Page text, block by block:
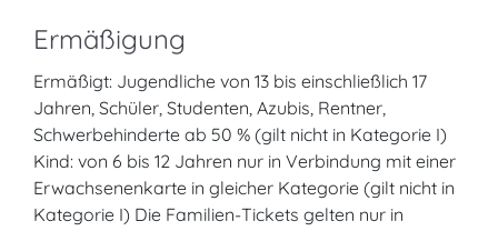
Ermäßigung
Ermäßigt: Jugendliche von 13 bis einschließlich 17
Jahren, Schüler, Studenten, Azubis, Rentner,
Schwerbehinderte ab 50 % (gilt nicht in Kategorie I)
Kind: von 6 bis 12 Jahren nur in Verbindung mit einer
Erwachsenenkarte in gleicher Kategorie (gilt nicht in
Kategorie I) Die Familien-Tickets gelten nur in